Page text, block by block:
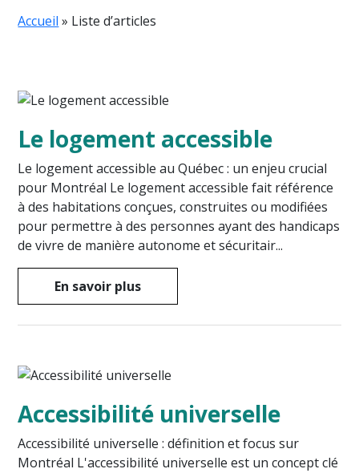
Accueil » Liste d’articles
Le logement accessible
Le logement accessible au Québec : un enjeu crucial
pour Montréal Le logement accessible fait référence
à des habitations conçues, construites ou modifiées
pour permettre à des personnes ayant des handicaps
de vivre de manière autonome et sécuritair...
En savoir plus
Accessibilité universelle
Accessibilité universelle : définition et focus sur
Montréal L'accessibilité universelle est un concept clé